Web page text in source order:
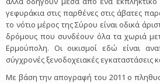
γεφυράκια στις παρθένες στις άβατες
το νότιο μέρος της Σύρου είναι οδικά
δρόμους που συνδέουν όλα τα χωριά
Ερμούπολη. Οι οικισμοί εδώ είναι
σύγχρονές ξενοδοχειακές εγκαταστάσεις
Με βάση την απογραφή του 2011 ο